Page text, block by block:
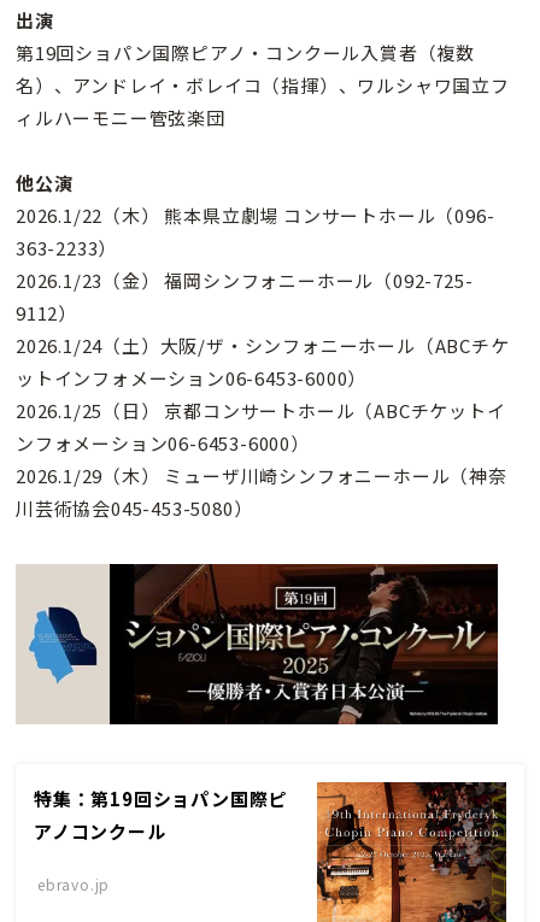
出演
第19回ショパン国際ピアノ・コンクール入賞者（複数
名）、アンドレイ・ボレイコ（指揮）、ワルシャワ国立フ
ィルハーモニー管弦楽団
他公演
2026.1/22（木） 熊本県立劇場 コンサートホール（096-
363-2233）
2026.1/23（金） 福岡シンフォニーホール（092-725-
9112）
2026.1/24（土）大阪/ザ・シンフォニーホール（ABCチケ
ットインフォメーション06-6453-6000）
2026.1/25（日） 京都コンサートホール（ABCチケットイ
ンフォメーション06-6453-6000）
2026.1/29（木） ミューザ川崎シンフォニーホール（神奈
川芸術協会045-453-5080）
特集：第19回ショパン国際ピ
アノコンクール
ebravo.jp